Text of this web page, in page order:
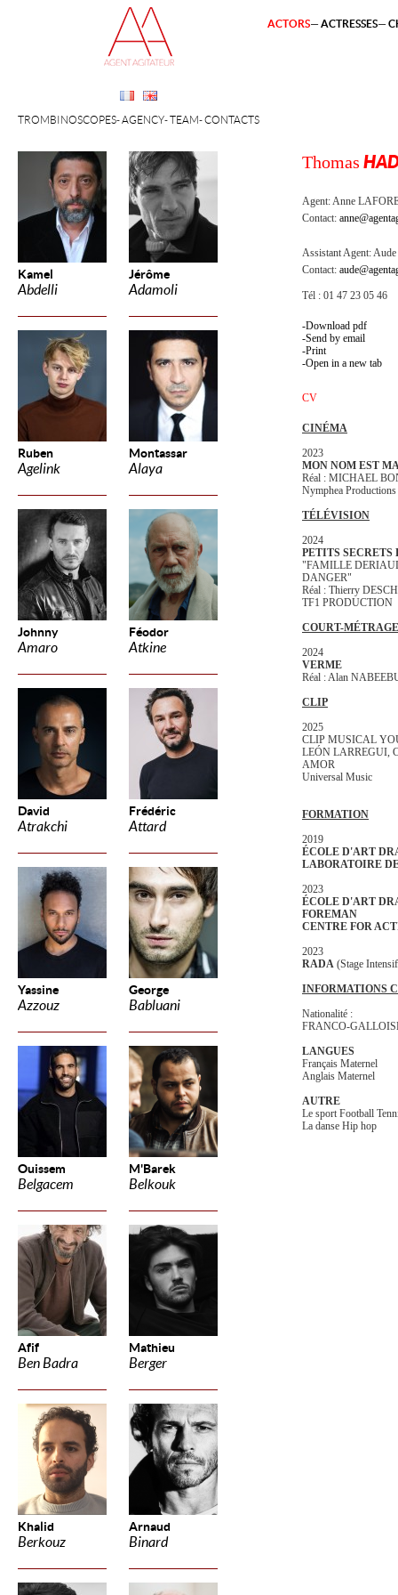
Kamel
Abdelli
Jérôme
Adamoli
Ruben
Agelink
Montassar
Alaya
Johnny
Amaro
Féodor
Atkine
David
Atrakchi
Frédéric
Attard
Yassine
Azzouz
George
Babluani
Ouissem
Belgacem
M'Barek
Belkouk
Afif
Ben Badra
Mathieu
Berger
Khalid
Berkouz
Arnaud
Binard
TROMBINOSCOPES AGENCY TEAM CONTACTS
ACTORS ACTRESSES
Thomas
Agent:Anne
Contact:
Assistant Agent:Aude
Contact:
Tél : 01 47 23 05 46
Download pdf
Send by email
Print
Open in a new tab
CV
CINÉMA
2023
MON NOM EST
Réal : MICHAEL
Nymphea Productions
TÉLÉVISION
2024
PETITS
"FAMILLE
DANGER"
Réal : Thierry
TF1 PRODUCTION
COURT-MÉTRAGE
2024
VERME
Réal : Alan
CLIP
2025
CLIP MUSICAL
LEÓN LARREGUI,
AMOR
Universal Music
FORMATION
2019
ÉCOLE D'ART
LABORATOIRE
2023
ÉCOLE D'ART
FOREMAN
CENTRE FOR
2023
RADA (Stage
INFORMATIONS
Nationalité :
FRANCO-
LANGUES
Français Maternel
Anglais Maternel
AUTRE
Le sport Football
La danse Hip hop